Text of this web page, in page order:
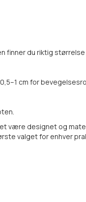
finner du riktig
cm for
være designet og
valget for enhver